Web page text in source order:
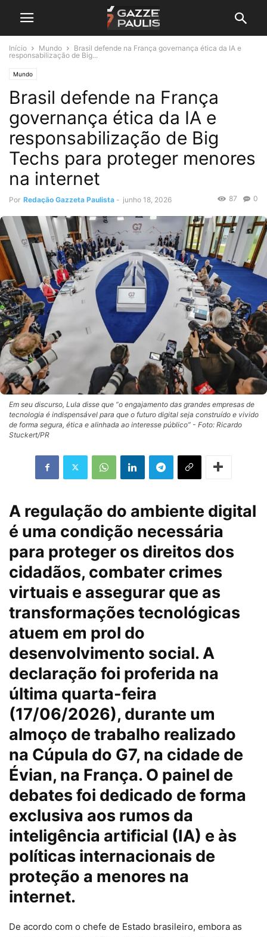
Início Mundo
Brasil defende na França governança ética da IA e
responsabilização de Big...
Mundo
Brasil defende na França
governança ética da IA e
responsabilização de Big
Techs para proteger menores
na internet
Por Redação Gazzeta Paulista - junho 18, 2026 0
87
Em seu discurso, Lula disse que “o engajamento das grandes empresas de
tecnologia é indispensável para que o futuro digital seja construído e vivido
de forma segura, ética e alinhada ao interesse público” - Foto: Ricardo
Stuckert/PR
A regulação do ambiente digital
é uma condição necessária
para proteger os direitos dos
cidadãos, combater crimes
virtuais e assegurar que as
transformações tecnológicas
atuem em prol do
desenvolvimento social. A
declaração foi proferida na
última quarta-feira
(17/06/2026), durante um
almoço de trabalho realizado
na Cúpula do G7, na cidade de
Évian, na França. O painel de
debates foi dedicado de forma
exclusiva aos rumos da
inteligência artificial (IA) e às
políticas internacionais de
proteção a menores na
internet.
De acordo com o chefe de Estado brasileiro, embora as